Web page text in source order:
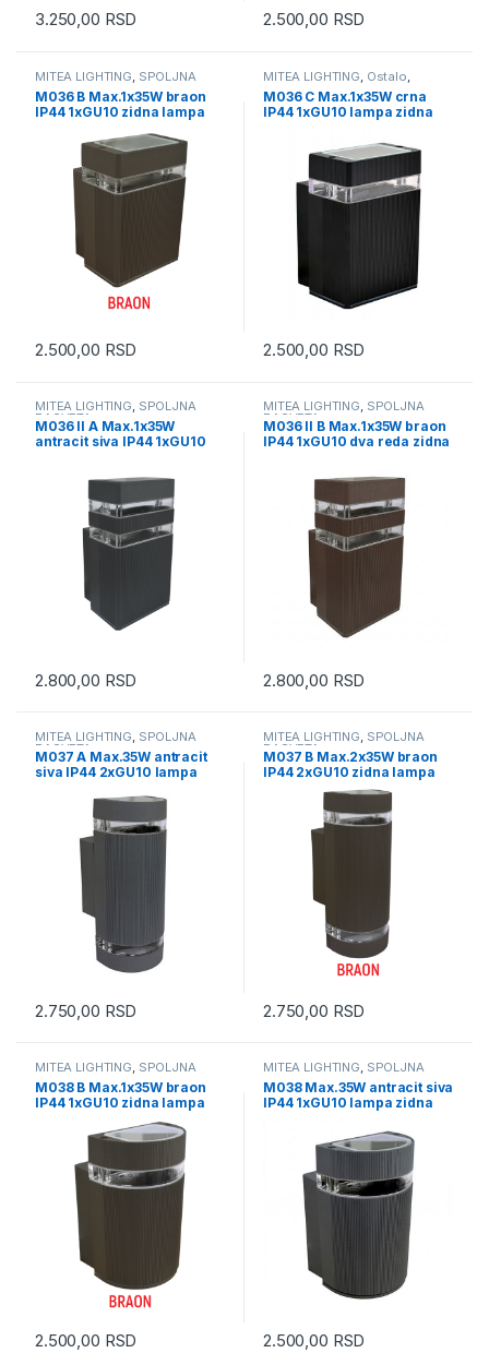
3.250,00 RSD 2.500,00 RSD
MITEA LIGHTING SPOLJNA
M036 B Max.1x35W braon
IP44 1xGU10 zidna lampa
2.500,00 RSD
MITEA LIGHTING Ostalo
SPOLJNA RASVETA
M036 C Max.1x35W crna
IP44 1xGU10 lampa zidna
2.500,00 RSD
MITEA LIGHTING, SPOLJNA
RASVETA
M036 II A Max.1x35W
antracit siva IP44 1xGU10
2.800,00 RSD
MITEA LIGHTING, SPOLJNA
RASVETA
M036 II B Max.1x35W braon
IP44 1xGU10 dva reda zidna
2.800,00 RSD
MITEA LIGHTING, SPOLJNA
RASVETA
M037 A Max.35W antracit
siva IP44 2xGU10 lampa
2.750,00 RSD
MITEA LIGHTING, SPOLJNA
RASVETA
M037 B Max.2x35W braon
IP44 2xGU10 zidna lampa
Mitea Lighting
2.750,00 RSD
MITEA LIGHTING, SPOLJNA
RASVETA
M038 B Max.1x35W braon
IP44 1xGU10 zidna lampa
2.500,00 RSD
MITEA LIGHTING, SPOLJNA
RASVETA
M038 Max.35W antracit siva
IP44 1xGU10 lampa zidna
2.500,00 RSD